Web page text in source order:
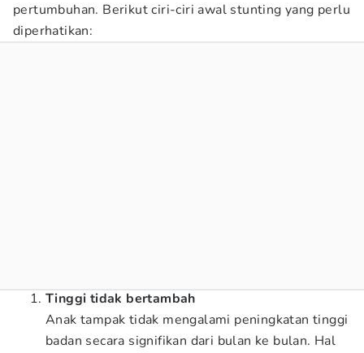
pertumbuhan. Berikut ciri-ciri awal stunting yang perlu
diperhatikan:
Tinggi tidak bertambah
Anak tampak tidak mengalami peningkatan tinggi
badan secara signifikan dari bulan ke bulan. Hal